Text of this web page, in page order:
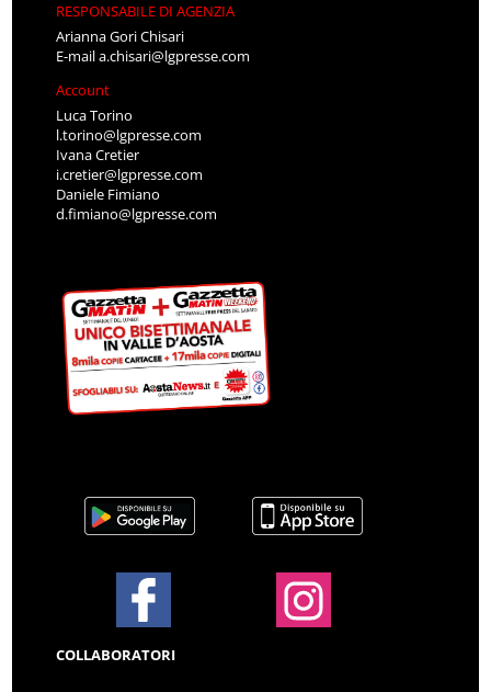
RESPONSABILE DI AGENZIA
Arianna Gori Chisari
E-maila.chisari@lgpresse.com
Account
Luca Torino
l.torino@lgpresse.com
Ivana Cretier
i.cretier@lgpresse.com
Daniele Fimiano
d.fimiano@lgpresse.com
COLLABORATORI